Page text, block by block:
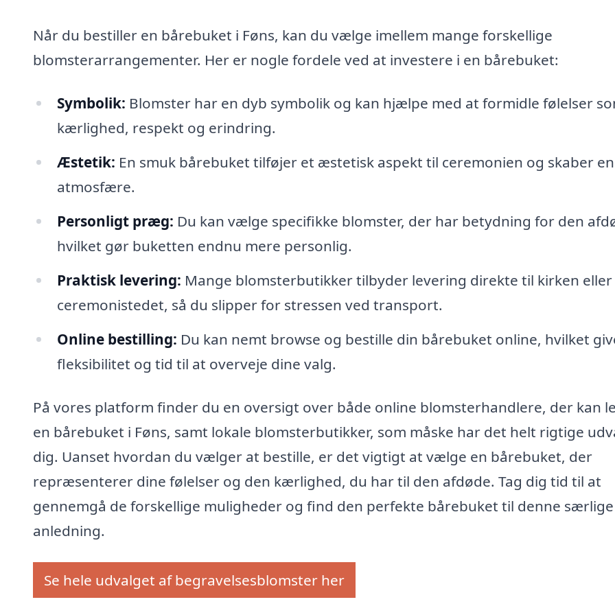
Når du bestiller en bårebuket i Føns, kan du vælge imellem mange forskellige
blomsterarrangementer. Her er nogle fordele ved at investere i en bårebuket:
Symbolik: Blomster har en dyb symbolik og kan hjælpe med at formidle følelser
kærlighed, respekt og erindring.
Æstetik: En smuk bårebuket tilføjer et æstetisk aspekt til ceremonien og skaber
atmosfære.
Personligt præg: Du kan vælge specifikke blomster, der har betydning for den
hvilket gør buketten endnu mere personlig.
Praktisk levering: Mange blomsterbutikker tilbyder levering direkte til kirken eller
ceremonistedet, så du slipper for stressen ved transport.
Online bestilling: Du kan nemt browse og bestille din bårebuket online, hvilket
fleksibilitet og tid til at overveje dine valg.
På vores platform finder du en oversigt over både online blomsterhandlere, der kan
en bårebuket i Føns, samt lokale blomsterbutikker, som måske har det helt rigtige
dig. Uanset hvordan du vælger at bestille, er det vigtigt at vælge en bårebuket, der
repræsenterer dine følelser og den kærlighed, du har til den afdøde. Tag dig tid til at
gennemgå de forskellige muligheder og find den perfekte bårebuket til denne særlige
anledning.
Se hele udvalget af begravelsesblomster her